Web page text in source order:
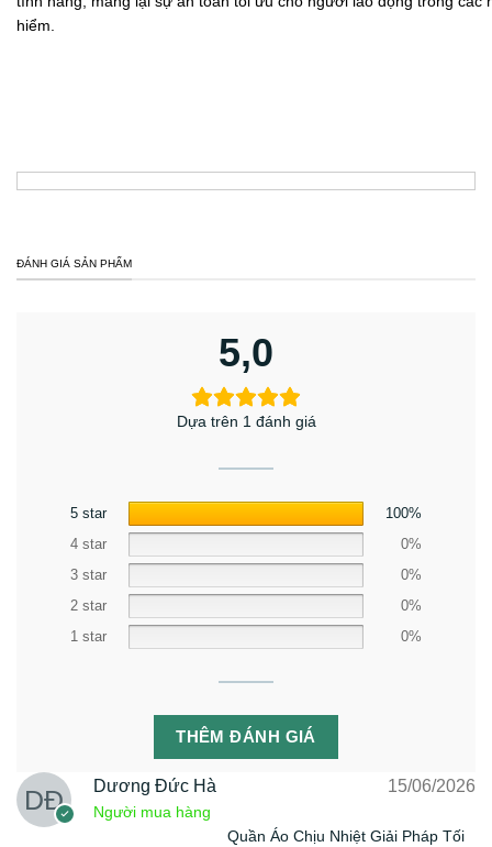
hiểm.
ĐÁNH GIÁ SẢN PHẨM
5,0
Dựa trên 1 đánh giá
5 star
100%
4 star
0%
3 star
0%
2 star
0%
1 star
0%
THÊM ĐÁNH GIÁ
Dương Đức Hà
Người mua hàng
15/06/2026
Quần Áo Chịu Nhiệt Giải Pháp Tối